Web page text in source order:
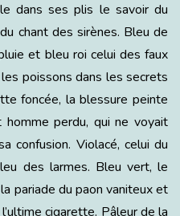
dans ses plis le savoir du
chant des sirènes. Bleu de
et bleu roi celui des faux
poissons dans les secrets
foncée, la blessure peinte
perdu, qui ne voyait
confusion. Violacé, celui du
des larmes. Bleu vert, le
pariade du paon vaniteux et
cigarette. Pâleur de la